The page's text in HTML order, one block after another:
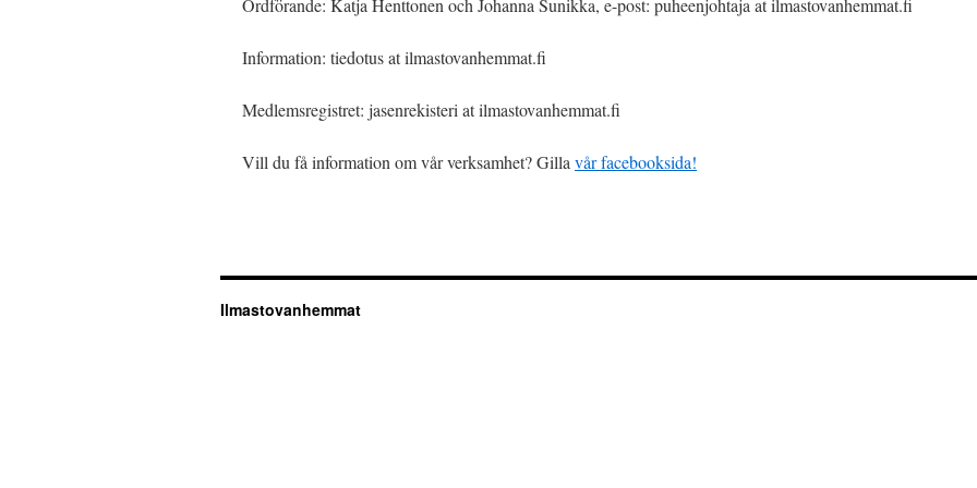
Ordförande: Katja Henttonen och Johanna Sunikka, e-post: puheenjohtaja at ilmastovanhemmat.fi
Information: tiedotus at ilmastovanhemmat.fi
Medlemsregistret: jasenrekisteri at ilmastovanhemmat.fi
Vill du få information om vår verksamhet? Gilla vår facebooksida!
Ilmastovanhemmat